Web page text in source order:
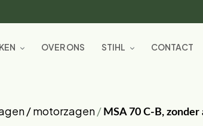
OVER ONS STIHL CONTACT
/ motorzagen/ MSA 70 C-B,